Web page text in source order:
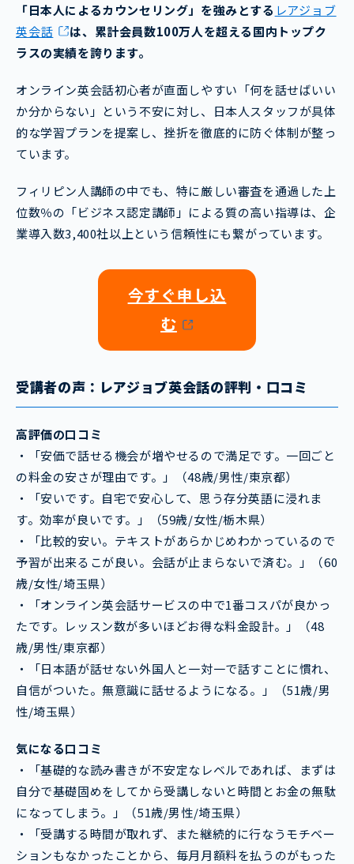
「日本人によるカウンセリング」を強みとする レアジョブ
英会話
は、累計会員数100万人を超える国内トップク
ラスの実績を誇ります。
オンライン英会話初心者が直面しやすい「何を話せばいい
か分からない」という不安に対し、日本人スタッフが具体
的な学習プランを提案し、挫折を徹底的に防ぐ体制が整っ
ています。
フィリピン人講師の中でも、特に厳しい審査を通過した上
位数％の「ビジネス認定講師」による質の高い指導は、企
業導入数3,400社以上という信頼性にも繋がっています。
今すぐ申し込
む
受講者の声：レアジョブ英会話の評判・口コミ
高評価の口コミ
・「安価で話せる機会が増やせるので満足です。一回ごと
の料金の安さが理由です。」（48歳/男性/東京都）
・「安いです。自宅で安心して、思う存分英語に浸れま
す。効率が良いです。」（59歳/女性/栃木県）
・「比較的安い。テキストがあらかじめわかっているので
予習が出来るこが良い。会話が止まらないで済む。」（60
歳/女性/埼玉県）
・「オンライン英会話サービスの中で1番コスパが良かっ
たです。レッスン数が多いほどお得な料金設計。」（48
歳/男性/東京都）
・「日本語が話せない外国人と一対一で話すことに慣れ、
自信がついた。無意識に話せるようになる。」（51歳/男
性/埼玉県）
気になる口コミ
・「基礎的な読み書きが不安定なレベルであれば、まずは
自分で基礎固めをしてから受講しないと時間とお金の無駄
になってしまう。」（51歳/男性/埼玉県）
・「受講する時間が取れず、また継続的に行なうモチベー
ションもなかったことから、毎月月額料を払うのがもった